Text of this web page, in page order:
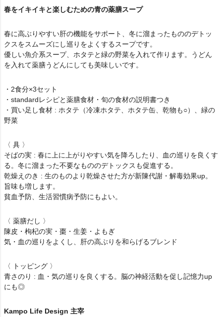
春をイキイキと楽しむための青の薬膳スープ
春に高ぶりやすい肝の機能をサポート、冬に溜まったもののデトッ
クスをスムーズにし巡りをよくするスープです。
優しい魚介系スープ、ホタテと緑の野菜を入れて作ります。うどん
を入れて薬膳うどんにしても美味しいです。
・2食分×3セット
・standardレシピと薬膳食材・旬の食材の説明書つき
・買い足し食材 : ホタテ（冷凍ホタテ、ホタテ缶、乾物も○）、緑の
野菜
〈 具 〉
そばの実 : 春に上に上がりやすい気を降ろしたり、血の巡りを良くす
る。冬に溜まった不要なもののデトックスも促進する。
乾燥えのき : 生のものより乾燥させた方が新陳代謝・解毒効果up。
旨味も増します。
貧血予防、生活習慣病予防にもよい。
〈 薬膳だし 〉
陳皮・枸杞の実・棗・生姜・よもぎ
気・血の巡りをよくし、肝の高ぶりを和らげるブレンド
〈 トッピング 〉
青さのり : 血・気の巡りを良くする。脳の神経活動を促し記憶力up
にも◎
Kampo Life Design 主宰